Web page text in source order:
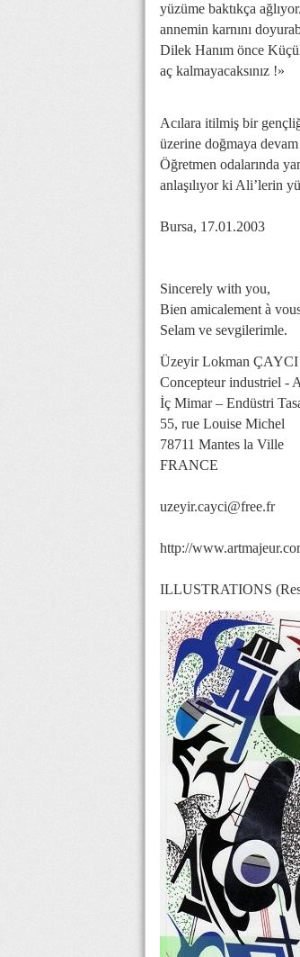
yüzüme baktıkça
annemin karnını
Dilek Hanım önce
aç kalmayacaksınız !»
Acılara itilmiş bir
üzerine doğmaya
Öğretmen odalarında
anlaşılıyor ki Ali’lerin
Bursa, 17.01.2003
Sincerely with you,
Bien amicalement à
Selam ve sevgilerimle.
Üzeyir Lokman ÇAYCI
Concepteur industriel -
İç Mimar – Endüstri
55, rue Louise Michel
78711 Mantes la Ville
FRANCE
uzeyir.cayci@free.fr
http://
ILLUSTRATIONS